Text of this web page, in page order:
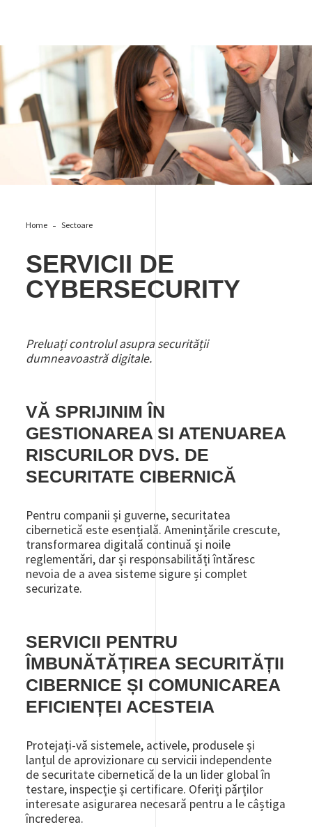
Home Sectoare
SERVICII DE
CYBERSECURITY
Preluați controlul asupra securității
dumneavoastră digitale.
VĂ SPRIJINIM ÎN
GESTIONAREA SI ATENUAREA
RISCURILOR DVS. DE
SECURITATE CIBERNICĂ
Pentru companii și guverne, securitatea
cibernetică este esențială. Amenințările crescute,
transformarea digitală continuă și noile
reglementări, dar și responsabilități întăresc
nevoia de a avea sisteme sigure și complet
securizate.
SERVICII PENTRU
ÎMBUNĂTĂȚIREA SECURITĂȚII
CIBERNICE ȘI COMUNICAREA
EFICIENȚEI ACESTEIA
Protejați-vă sistemele, activele, produsele și
lanțul de aprovizionare cu servicii independente
de securitate cibernetică de la un lider global în
testare, inspecție și certificare. Oferiți părților
interesate asigurarea necesară pentru a le câștiga
încrederea.